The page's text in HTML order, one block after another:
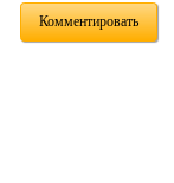
Комментировать